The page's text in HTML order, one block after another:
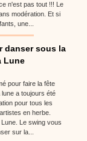
n'est pas tout !!! Le
modération. Et si
une...
danser sous la
Lune
pour faire la fête
a toujours été
pour tous les
en herbe.
Le swing vous
sur la...